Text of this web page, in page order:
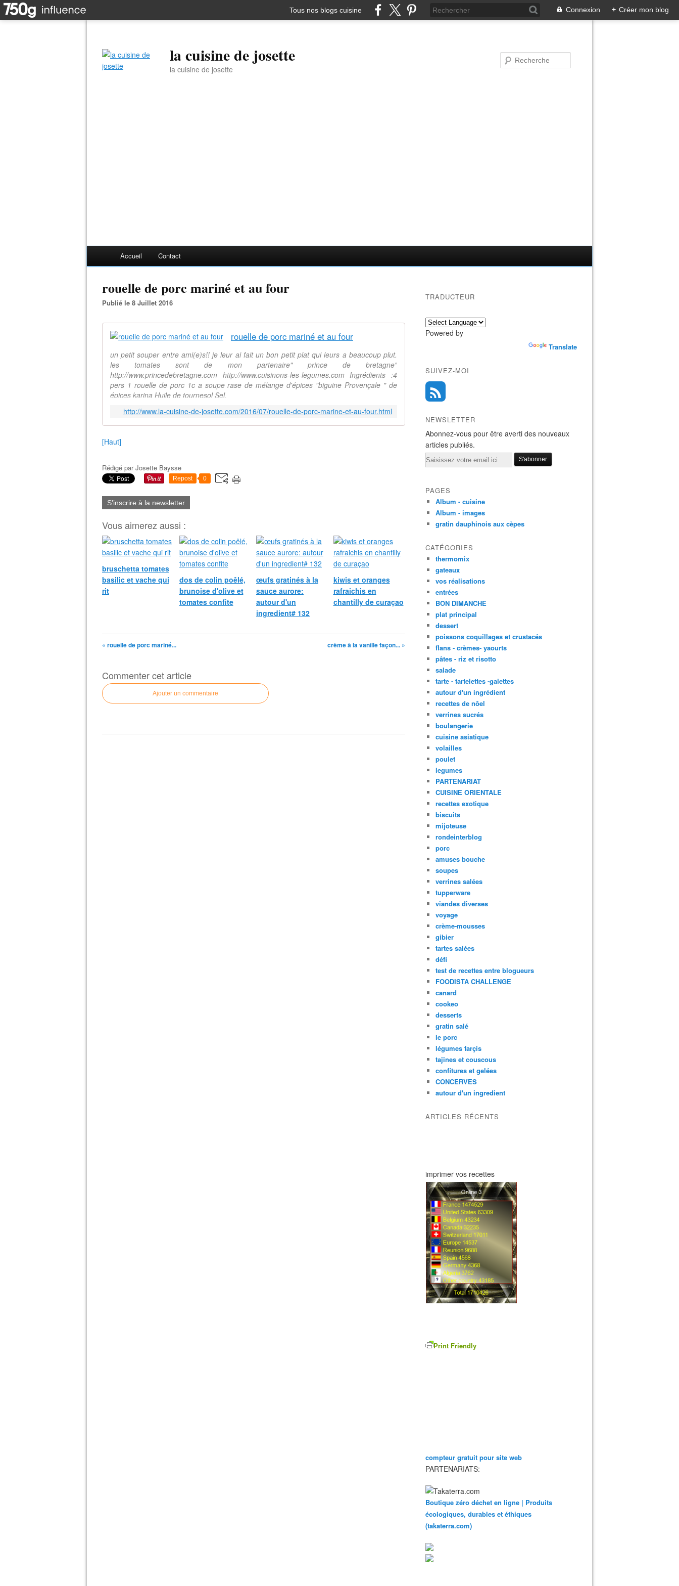
Tous nos blogs cuisine Connexion + Créer mon blog
la cuisine de josette
la cuisine de josette
Accueil Contact
rouelle de porc mariné et au four
Publié le 8 Juillet 2016
rouelle de porc mariné et au four
un petit souper entre ami(e)s!! je leur ai fait un bon petit plat qui leurs a beaucoup plut.
les tomates sont de mon partenaire" prince de bretagne"
http://www.princedebretagne.com http://www.cuisinons-les-legumes.com Ingrédients :4
pers 1 rouelle de porc 1c a soupe rase de mélange d'épices "biguine Provençale " de
épices karina Huile de tournesol Sel.
http://www.la-cuisine-de-josette.com/2016/07/rouelle-de-porc-marine-et-au-four.html
[Haut]
Rédigé parJosette Baysse
Repost 0
S'inscrire à la newsletter
Vous aimerez aussi :
bruschetta tomates
basilic et vache qui
rit
dos de colin poêlé,
brunoise d'olive et
tomates confite
œufs gratinés à la
sauce aurore:
autour d'un
ingredient# 132
kiwis et oranges
rafraichis en
chantilly de curaçao
« rouelle de porc mariné... crème à la vanille façon... »
Commenter cet article
Ajouter un commentaire
TRADUCTEUR
Powered by
Translate
SUIVEZ-MOI
NEWSLETTER
Abonnez-vous pour être averti des nouveaux
articles publiés.
Email
PAGES
Album - cuisine
Album - images
gratin dauphinois aux cèpes
CATÉGORIES
thermomix
gateaux
vos réalisations
entrées
BON DIMANCHE
plat principal
dessert
poissons coquillages et crustacés
flans - crèmes- yaourts
pâtes - riz et risotto
salade
tarte - tartelettes -galettes
autour d'un ingrédient
recettes de nôel
verrines sucrés
boulangerie
cuisine asiatique
volailles
poulet
legumes
PARTENARIAT
CUISINE ORIENTALE
recettes exotique
biscuits
mijoteuse
rondeinterblog
porc
amuses bouche
soupes
verrines salées
tupperware
viandes diverses
voyage
crème-mousses
gibier
tartes salées
défi
test de recettes entre blogueurs
FOODISTA CHALLENGE
canard
cookeo
desserts
gratin salé
le porc
légumes farçis
tajines et couscous
confitures et gelées
CONCERVES
autour d'un ingredient
ARTICLES RÉCENTS
imprimer vos recettes
Print Friendly
compteur gratuit pour site web
PARTENARIATS:
Boutique zéro déchet en ligne | Produits
écologiques, durables et éthiques
(takaterra.com)